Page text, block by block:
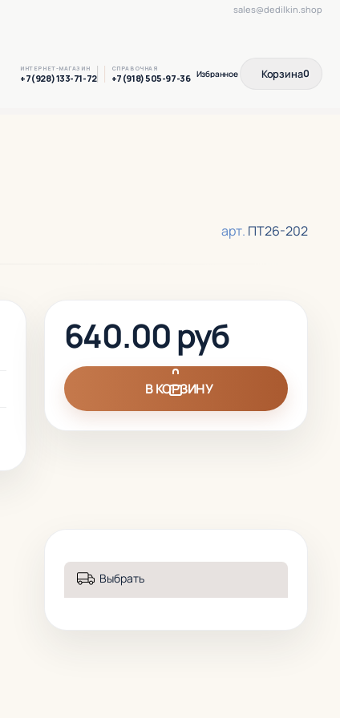
sales@dedilkin.shop
ИНТЕРНЕТ-МАГАЗИН
+7(928) 133-71-72
СПРАВОЧНАЯ
+7(918) 505-97-36 Корзина0
арт. ПТ26-202
640.00 руб
В КОРЗИНУ
Выбрать